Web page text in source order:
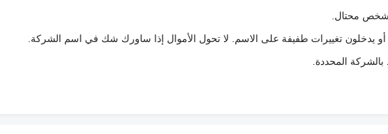
شخص محتال.
يدخلون تغييرات طفيفة على الاسم. لا تحول الأموال إذا ساورك شك في اسم الشركة.
بالشركة المحددة.